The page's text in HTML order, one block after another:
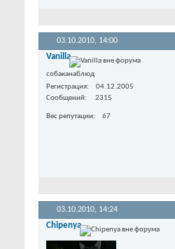
03.10.2010, 14:00
Vanilla
собаканаблюд
Регистрация
04.12.2005
Сообщений
2315
Вес репутации 67
03.10.2010, 14:24
Chipenya